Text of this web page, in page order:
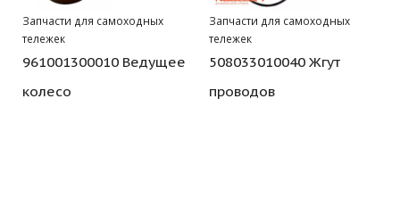
Запчасти для самоходных
тележек
961001300010 Ведущее
колесо
Запчасти для самоходных
тележек
508033010040 Жгут
проводов